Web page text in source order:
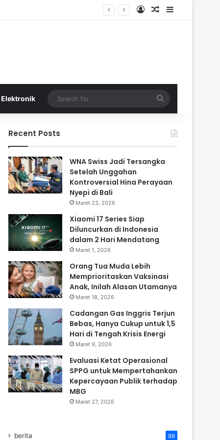
Log InRandom Article
Sidebar
Elektronik
for
Recent Posts
WNA Swiss Jadi Tersangka
Setelah Unggahan
Kontroversial Hina Perayaan
Nyepi di Bali
Maret 23, 2026
Xiaomi 17 Series Siap
Diluncurkan di Indonesia
dalam 2 Hari Mendatang
Maret 1, 2026
Orang Tua Muda Lebih
Memprioritaskan Vaksinasi
Anak, Inilah Alasan Utamanya
Maret 18, 2026
Cadangan Gas Inggris Terjun
Bebas, Hanya Cukup untuk 1,5
Hari di Tengah Krisis Energi
Maret 9, 2026
Evaluasi Ketat Operasional
SPPG untuk Mempertahankan
Kepercayaan Publik terhadap
MBG
Maret 27, 2026
berita 99